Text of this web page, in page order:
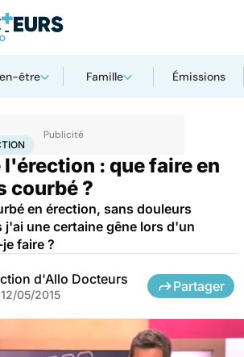
être Famille Émissions
l'érection
: que faire en
courbé ?
en érection, sans douleurs
j'ai une certaine gêne lors d'un
faire ?
d'Allo Docteurs
12/05/2015
Partager